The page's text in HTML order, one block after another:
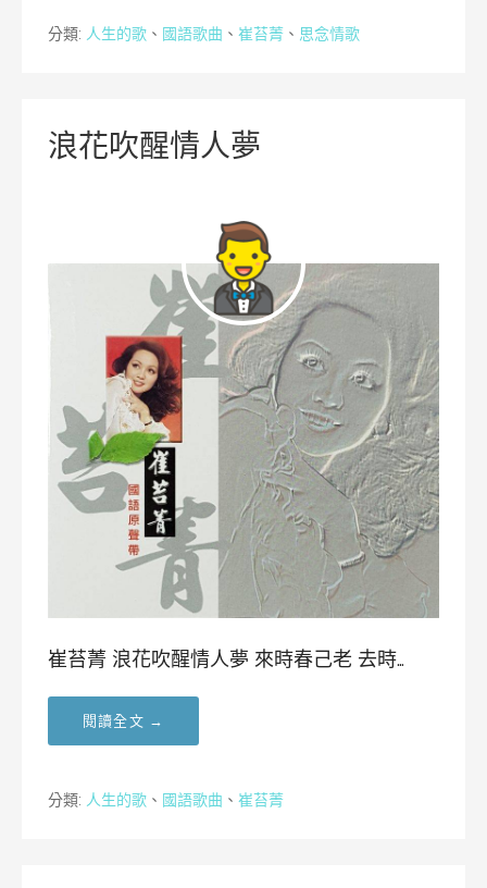
分類: 人生的歌 、 國語歌曲 、 崔苔菁 、 思念情歌
浪花吹醒情人夢
崔苔菁 浪花吹醒情人夢 來時春己老 去時…
閱讀全文 →
分類: 人生的歌 、 國語歌曲 、 崔苔菁